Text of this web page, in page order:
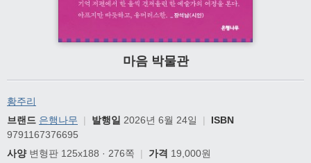
마음 박물관
황주리
브랜드 은행나무 | 발행일 2026년 6월 24일 |
ISBN
9791167376695
사양변형판 125x188 · 276쪽 | 가격 19,000원